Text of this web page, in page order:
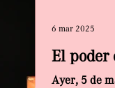
El poder
Ayer, 5 de
6 mar 2025